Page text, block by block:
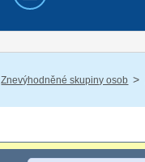
Znevýhodněné skupiny osob /